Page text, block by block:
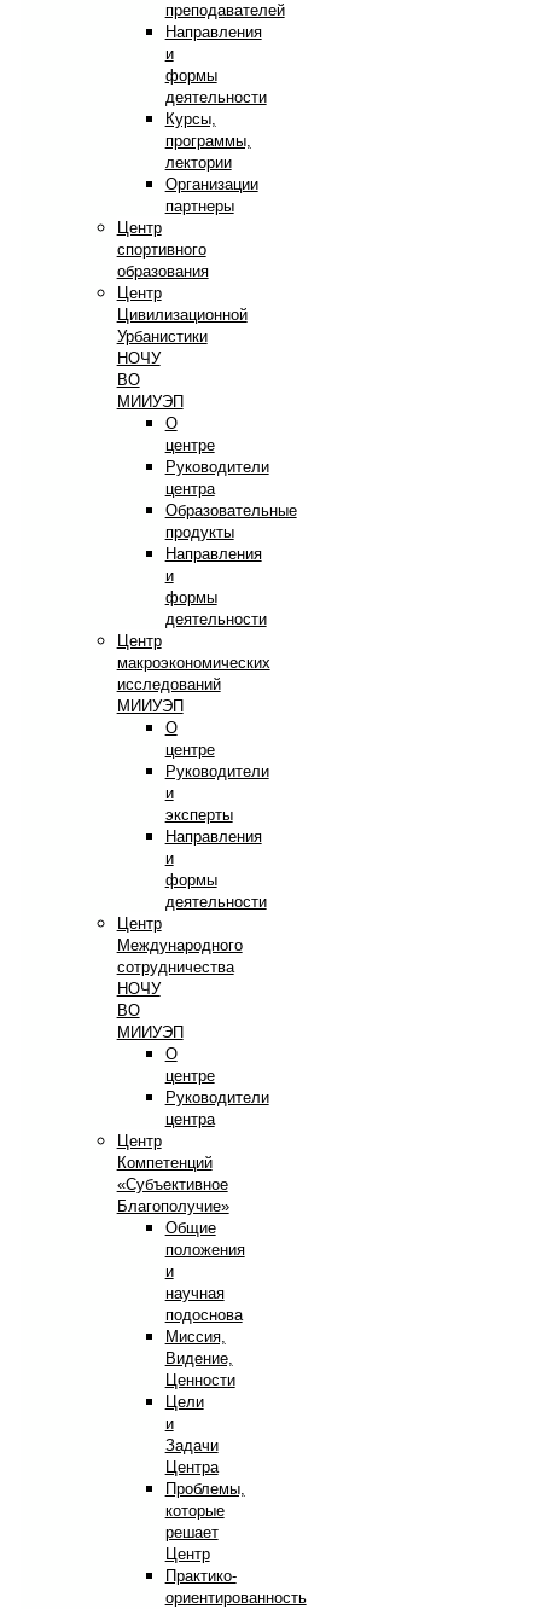
преподавателей
Направления
и
формы
деятельности
Курсы,
программы,
лектории
Организации
партнеры
Центр
спортивного
образования
Центр
Цивилизационной
Урбанистики
НОЧУ
ВО
МИИУЭП
О
центре
Руководители
центра
Образовательные
продукты
Направления
и
формы
деятельности
Центр
макроэкономических
исследований
МИИУЭП
О
центре
Руководители
и
эксперты
Направления
и
формы
деятельности
Центр
Международного
сотрудничества
НОЧУ
ВО
МИИУЭП
О
центре
Руководители
центра
Центр
Компетенций
«Субъективное
Благополучие»
Общие
положения
и
научная
подоснова
Миссия,
Видение,
Ценности
Цели
и
Задачи
Центра
Проблемы,
которые
решает
Центр
Практико-
ориентированность